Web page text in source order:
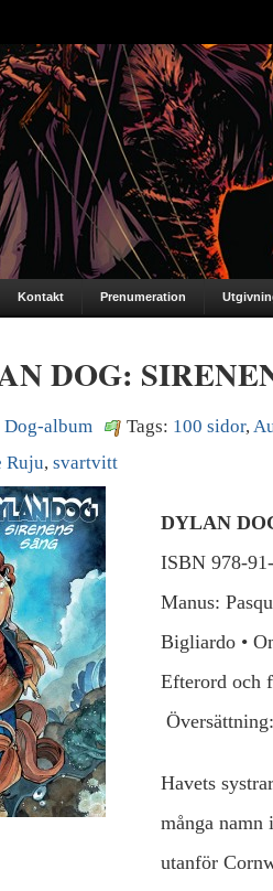
Kontakt Prenumeration
DOG:
album Tags: 100 sidor,
Ruju, svartvitt
DYLAN
ISBN 978-
Manus:
Bigliardo •
Efterord och
Havets
många namn
utanför